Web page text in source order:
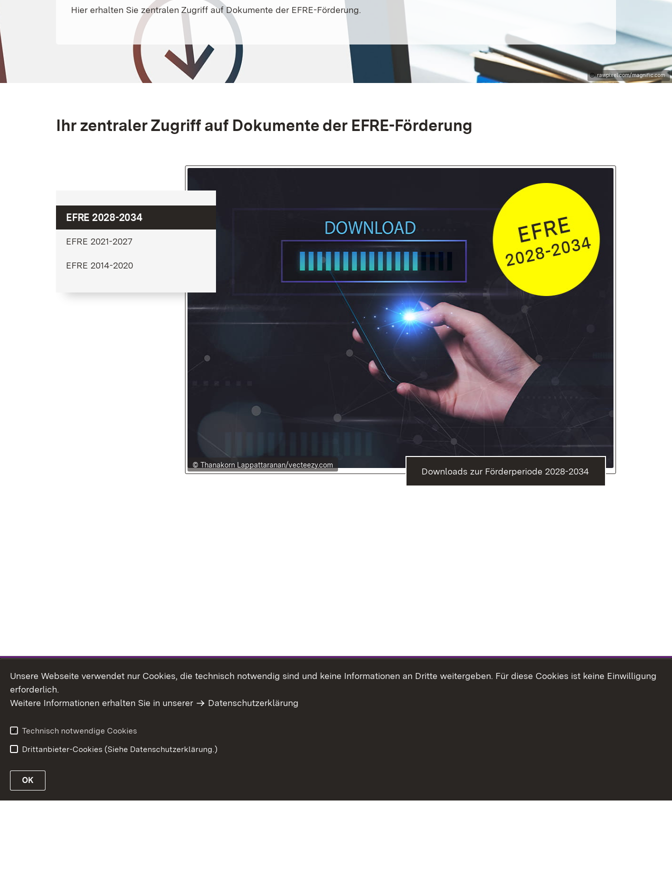
Hier erhalten Sie zentralen Zugriff auf Dokumente der EFRE-Förderung.
rawpixel.com/magnific.com
Ihr zentraler Zugriff auf Dokumente der EFRE-Förderung
© Thanakorn Lappattaranan/vecteezy.com
EFRE 2028-2034
EFRE 2021-2027
EFRE 2014-2020
Downloads zur Förderperiode 2028-2034
Unsere Webseite verwendet nur Cookies, die technisch notwendig sind und keine Informationen an Dritte weitergeben. Für diese Cookies ist keine Einwilligung
erforderlich.
Weitere Informationen erhalten Sie in unserer
Datenschutzerklärung
Technisch notwendige Cookies
Drittanbieter-Cookies (Siehe Datenschutzerklärung.)
OK